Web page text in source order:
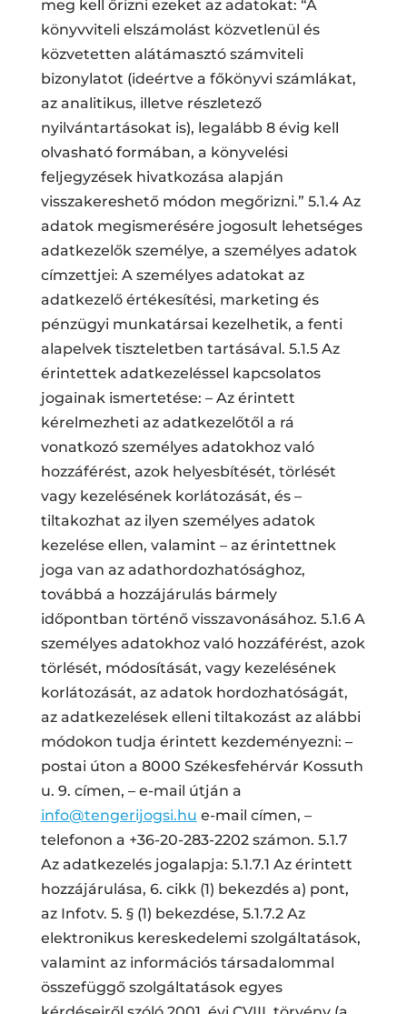
meg kell őrizni ezeket az adatokat: “A
könyvviteli elszámolást közvetlenül és
közvetetten alátámasztó számviteli
bizonylatot (ideértve a főkönyvi számlákat,
az analitikus, illetve részletező
nyilvántartásokat is), legalább 8 évig kell
olvasható formában, a könyvelési
feljegyzések hivatkozása alapján
visszakereshető módon megőrizni.” 5.1.4 Az
adatok megismerésére jogosult lehetséges
adatkezelők személye, a személyes adatok
címzettjei: A személyes adatokat az
adatkezelő értékesítési, marketing és
pénzügyi munkatársai kezelhetik, a fenti
alapelvek tiszteletben tartásával. 5.1.5 Az
érintettek adatkezeléssel kapcsolatos
jogainak ismertetése: – Az érintett
kérelmezheti az adatkezelőtől a rá
vonatkozó személyes adatokhoz való
hozzáférést, azok helyesbítését, törlését
vagy kezelésének korlátozását, és –
tiltakozhat az ilyen személyes adatok
kezelése ellen, valamint – az érintettnek
joga van az adathordozhatósághoz,
továbbá a hozzájárulás bármely
időpontban történő visszavonásához. 5.1.6 A
személyes adatokhoz való hozzáférést, azok
törlését, módosítását, vagy kezelésének
korlátozását, az adatok hordozhatóságát,
az adatkezelések elleni tiltakozást az alábbi
módokon tudja érintett kezdeményezni: –
postai úton a 8000 Székesfehérvár Kossuth
u. 9. címen, – e-mail útján a
info@tengerijogsi.hu e-mail címen, –
telefonon a +36-20-283-2202 számon. 5.1.7
Az adatkezelés jogalapja: 5.1.7.1 Az érintett
hozzájárulása, 6. cikk (1) bekezdés a) pont,
az Infotv. 5. § (1) bekezdése, 5.1.7.2 Az
elektronikus kereskedelemi szolgáltatások,
valamint az információs társadalommal
összefüggő szolgáltatások egyes